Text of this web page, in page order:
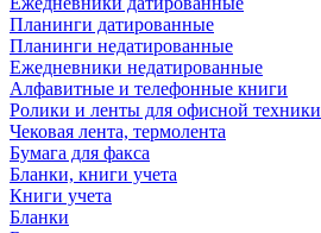
Планинги датированные
Планинги недатированные
Ежедневники недатированные
Алфавитные и телефонные книги
Ролики и ленты для офисной техники
Чековая лента, термолента
Бумага для факса
Бланки, книги учета
Книги учета
Бланки